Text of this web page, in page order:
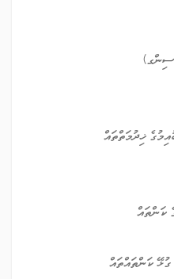
ޚިދުމަތްތައް
ކަންތައް
ކަންތައްތައް